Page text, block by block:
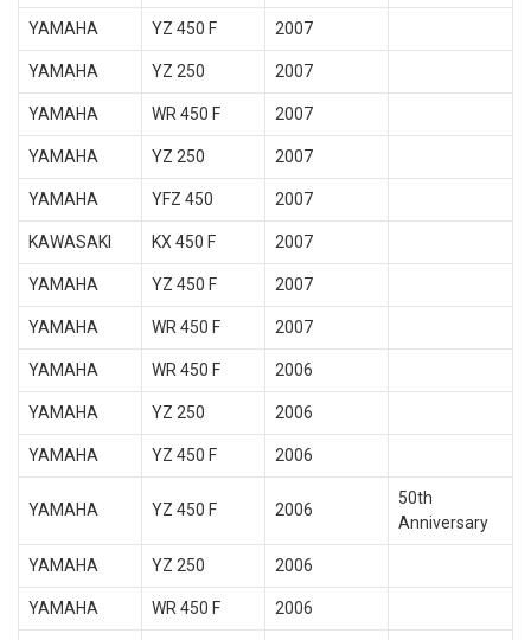
YAMAHA YZ 450 F 2007
YAMAHA YZ 250 2007
YAMAHA WR 450 F 2007
YAMAHA YZ 250 2007
YAMAHA YFZ 450 2007
KAWASAKI KX 450 F 2007
YAMAHA YZ 450 F 2007
YAMAHA WR 450 F 2007
YAMAHA WR 450 F 2006
YAMAHA YZ 250 2006
YAMAHA YZ 450 F 2006
YAMAHA YZ 450 F 2006
50th
Anniversary
YAMAHA YZ 250 2006
YAMAHA WR 450 F 2006